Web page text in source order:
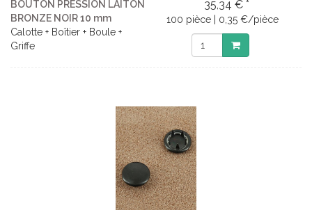
BOUTON PRESSION LAITON
BRONZE NOIR 10 mm
Calotte + Boîtier + Boule +
Griffe
35,34 € *
100 pièce | 0,35 €/pièce